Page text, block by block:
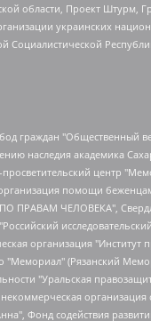
области, Проект Штурм,
украинских
Вольтская Татьяна Анатольевна, Американская компания "Mason G.E.S. Anonymous Foundation" (США), являющаяся владельцем интернет-издания https://mnews.world/, Компания "Stichting Bellingcat", зарегистрированная в Нидерландах (дата регистрации 11.07.2018), Захаров Андрей Вячеславович, Клепиковская Екатерина Дмитриевна, Общество с ограниченной ответственностью "МЕМО", Перл Роман Александрович, Симонов Евгений Алексеевич, Соловьева Елена Анатольевна, Сотников Даниил Владимирович, Сурначева Елизавета Дмитриевна, Автономная некоммерческая организация по защите прав человека и информированию населения "Якутия – Наше Мнение", Общество с ограниченной ответственностью "Москоу диджитал медиа", с 26.01.2023 Общество с ограниченной ответственностью "Чайка Белые сады", Ветошкина Валерия Валерьевна, Заговора Максим Александрович, Межрегиональное общественное движение "Российская ЛГБТ - сеть", Оленичев Максим Владимирович, Павлов Иван Юрьевич, Скворцова Елена Сергеевна, Общество с ограниченной ответственностью "Как бы инагент", Кочетков Игорь Викторович, Общество с ограниченной ответственностью "Честные выборы", Еланчик Олег